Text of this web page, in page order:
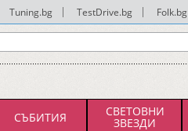
Tuning.bg TestDrive.bg Folk.bg
СЪБИТИЯ СВЕТОВНИ
ЗВЕЗДИ